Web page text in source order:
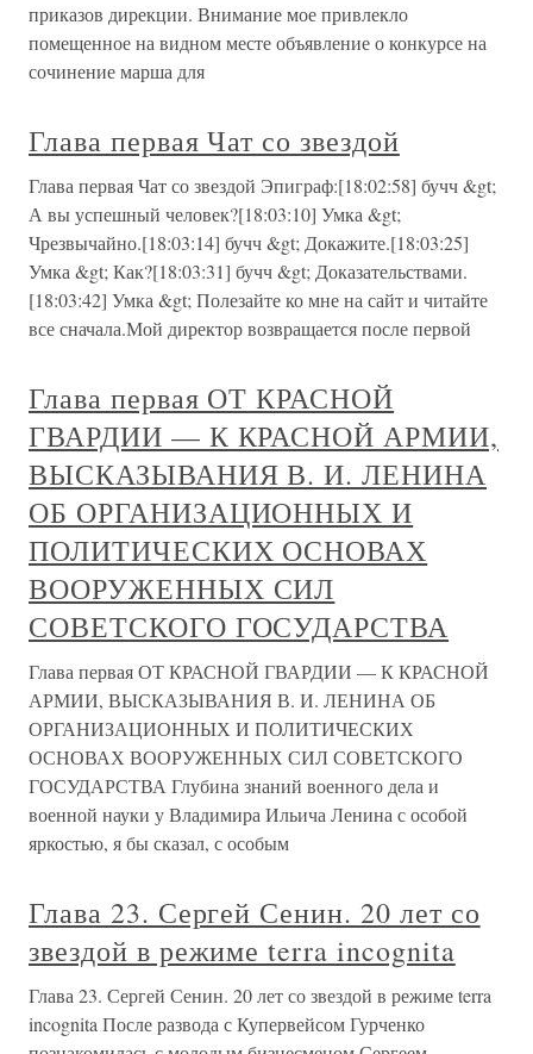
приказов дирекции. Внимание мое привлекло
помещенное на видном месте объявление о конкурсе на
сочинение марша для
Глава первая Чат со звездой
Глава первая Чат со звездой Эпиграф:[18:02:58] бучч &gt;
А вы успешный человек?[18:03:10] Умка &gt;
Чрезвычайно.[18:03:14] бучч &gt; Докажите.[18:03:25]
Умка &gt; Как?[18:03:31] бучч &gt; Доказательствами.
[18:03:42] Умка &gt; Полезайте ко мне на сайт и читайте
все сначала.Мой директор возвращается после первой
Глава первая ОТ КРАСНОЙ
ГВАРДИИ — К КРАСНОЙ АРМИИ,
ВЫСКАЗЫВАНИЯ В. И. ЛЕНИНА
ОБ ОРГАНИЗАЦИОННЫХ И
ПОЛИТИЧЕСКИХ ОСНОВАХ
ВООРУЖЕННЫХ СИЛ
СОВЕТСКОГО ГОСУДАРСТВА
Глава первая ОТ КРАСНОЙ ГВАРДИИ — К КРАСНОЙ
АРМИИ, ВЫСКАЗЫВАНИЯ В. И. ЛЕНИНА ОБ
ОРГАНИЗАЦИОННЫХ И ПОЛИТИЧЕСКИХ
ОСНОВАХ ВООРУЖЕННЫХ СИЛ СОВЕТСКОГО
ГОСУДАРСТВА Глубина знаний военного дела и
военной науки у Владимира Ильича Ленина с особой
яркостью, я бы сказал, с особым
Глава 23. Сергей Сенин. 20 лет со
звездой в режиме terra incognita
Глава 23. Сергей Сенин. 20 лет со звездой в режиме terra
incognita После развода с Купервейсом Гурченко